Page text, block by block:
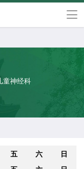
/儿科教研室 儿童神经科
五 六 日